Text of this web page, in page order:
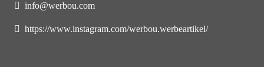
info@werbou.com
https://www.instagram.com/werbou.werbeartikel/